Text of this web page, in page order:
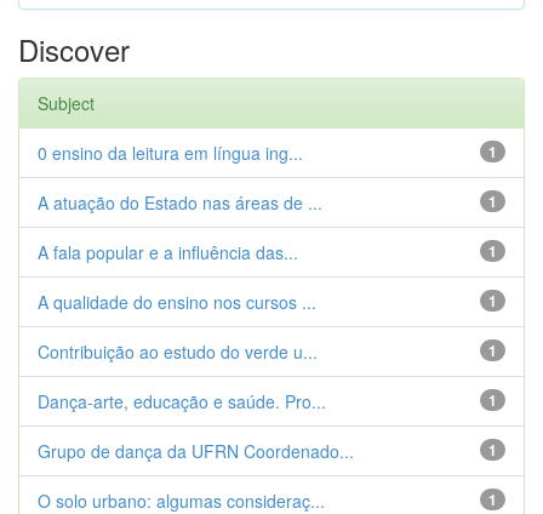
Discover
Subject
1
0 ensino da leitura em língua ing...
1
A atuação do Estado nas áreas de ...
1
A fala popular e a influência das...
1
A qualidade do ensino nos cursos ...
1
Contribuição ao estudo do verde u...
1
Dança-arte, educação e saúde. Pro...
1
Grupo de dança da UFRN Coordenado...
1
O solo urbano: algumas consideraç...